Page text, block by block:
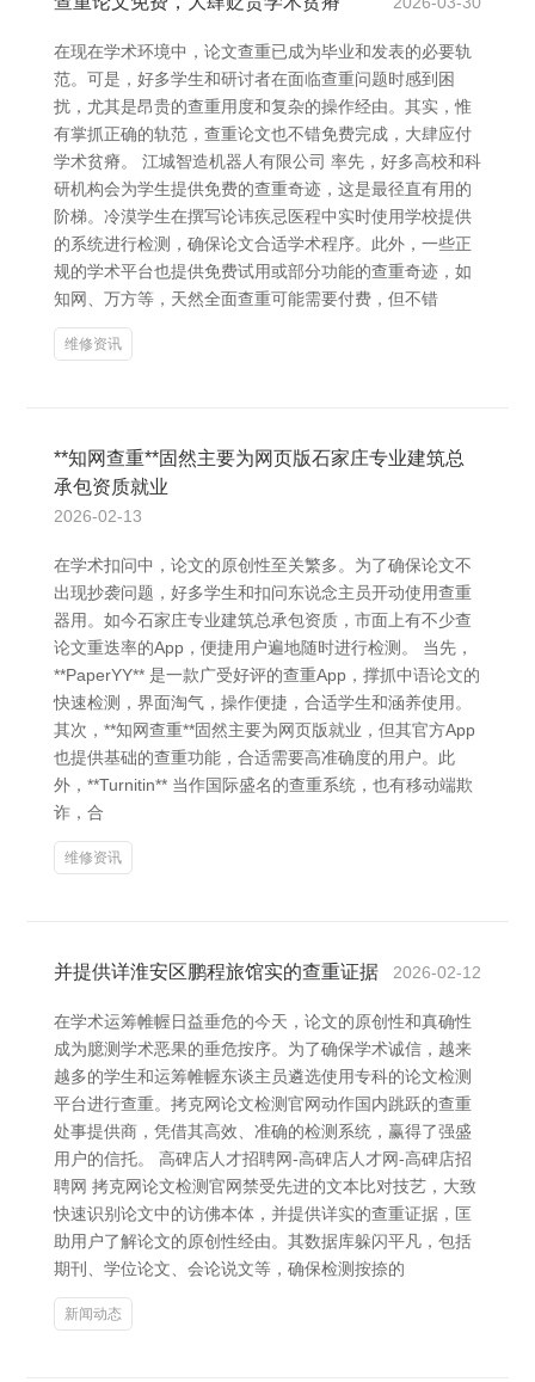
在现在学术环境中，论文查重已成为毕业和发表的必要轨
范。可是，好多学生和研讨者在面临查重问题时感到困
扰，尤其是昂贵的查重用度和复杂的操作经由。其实，惟
有掌抓正确的轨范，查重论文也不错免费完成，大肆应付
学术贫瘠。 江城智造机器人有限公司 率先，好多高校和科
研机构会为学生提供免费的查重奇迹，这是最径直有用的
阶梯。冷漠学生在撰写论讳疾忌医程中实时使用学校提供
的系统进行检测，确保论文合适学术程序。此外，一些正
规的学术平台也提供免费试用或部分功能的查重奇迹，如
知网、万方等，天然全面查重可能需要付费，但不错
维修资讯
**知网查重**固然主要为网页版石家庄专业建筑总
承包资质就业
2026-02-13
在学术扣问中，论文的原创性至关繁多。为了确保论文不
出现抄袭问题，好多学生和扣问东说念主员开动使用查重
器用。如今石家庄专业建筑总承包资质，市面上有不少查
论文重迭率的App，便捷用户遍地随时进行检测。 当先，
**PaperYY** 是一款广受好评的查重App，撑抓中语论文的
快速检测，界面淘气，操作便捷，合适学生和涵养使用。
其次，**知网查重**固然主要为网页版就业，但其官方App
也提供基础的查重功能，合适需要高准确度的用户。此
外，**Turnitin** 当作国际盛名的查重系统，也有移动端欺
诈，合
维修资讯
并提供详淮安区鹏程旅馆实的查重证据 2026-02-12
在学术运筹帷幄日益垂危的今天，论文的原创性和真确性
成为臆测学术恶果的垂危按序。为了确保学术诚信，越来
越多的学生和运筹帷幄东谈主员遴选使用专科的论文检测
平台进行查重。拷克网论文检测官网动作国内跳跃的查重
处事提供商，凭借其高效、准确的检测系统，赢得了强盛
用户的信托。 高碑店人才招聘网-高碑店人才网-高碑店招
聘网 拷克网论文检测官网禁受先进的文本比对技艺，大致
快速识别论文中的访佛本体，并提供详实的查重证据，匡
助用户了解论文的原创性经由。其数据库躲闪平凡，包括
期刊、学位论文、会论说文等，确保检测按捺的
新闻动态